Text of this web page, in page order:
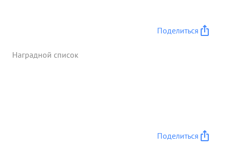
Поделиться
Наградной список
Поделиться